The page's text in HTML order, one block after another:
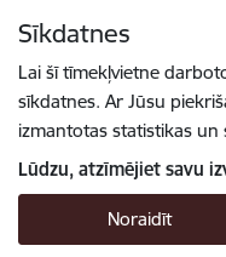
Sīkdatnes
Lai šī tīmekļvietne
sīkdatnes. Ar Jūsu
izmantotas statistikas un
Lūdzu, atzīmējiet savu
Noraidīt